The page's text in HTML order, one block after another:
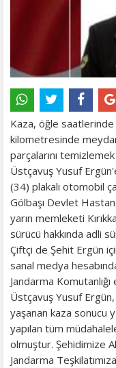
Kaza, öğle
kilometresinde
parçalarını
Üstçavuş Yusuf
(34) plakalı otomobil
Gölbaşı Devlet
yarın memleketi
sürücü hakkında adli
Çiftçi de Şehit Ergün
sanal medya
Jandarma
Üstçavuş Yusuf
yaşanan kaza sonucu
yapılan tüm
olmuştur. Şehidimize
Jandarma